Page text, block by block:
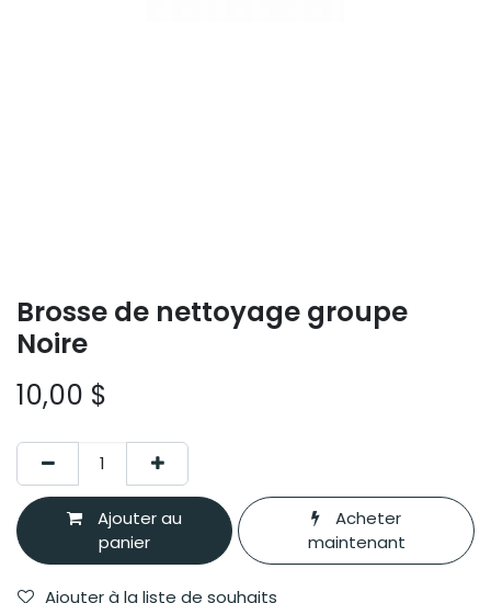
Brosse de nettoyage groupe
Noire
10,00 $
Ajouter au
panier
Acheter
maintenant
Ajouter à la liste de souhaits